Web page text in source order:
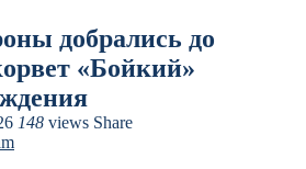
добрались до
«Бойкий»
148 views Share